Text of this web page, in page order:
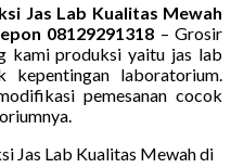
Jas Lab Kualitas Mewah
08129291318 – Grosir
kami produksi yaitu jas lab
kepentingan laboratorium.
pemesanan cocok